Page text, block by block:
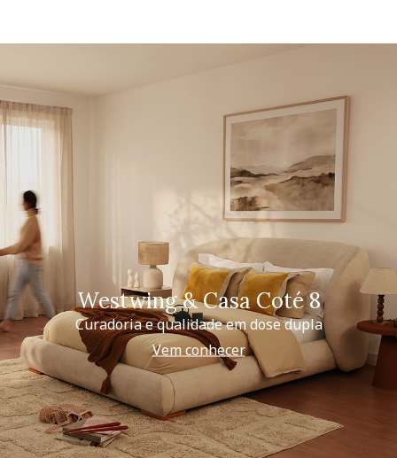
Westwing & Casa Coté 8
Curadoria e qualidade em dose dupla
Vem conhecer